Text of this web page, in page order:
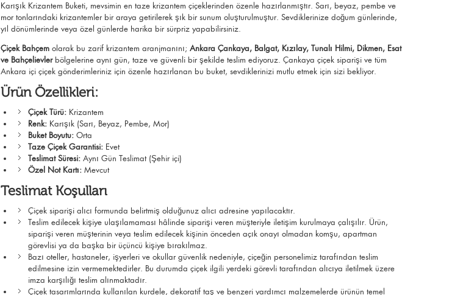
Karışık Krizantem Buketi, mevsimin en taze krizantem çiçeklerinden özenle hazırlanmıştır. Sarı, beyaz, pembe ve
mor tonlarındaki krizantemler bir araya getirilerek şık bir sunum oluşturulmuştur. Sevdiklerinize doğum günlerinde,
yıl dönümlerinde veya özel günlerde harika bir sürpriz yapabilirsiniz.
Çiçek Bahçem olarak bu zarif krizantem aranjmanını;Ankara Çankaya, Balgat, Kızılay, Tunalı Hilmi, Dikmen, Esat
ve Bahçelievlerbölgelerine aynı gün, taze ve güvenli bir şekilde teslim ediyoruz. Çankaya çiçek siparişi ve tüm
Ankara içi çiçek gönderimleriniz için özenle hazırlanan bu buket, sevdiklerinizi mutlu etmek için sizi bekliyor.
Ürün Özellikleri:
Çiçek Türü: Krizantem
Renk: Karışık (Sarı, Beyaz, Pembe, Mor)
Buket Boyutu: Orta
Taze Çiçek Garantisi: Evet
Teslimat Süresi: Aynı Gün Teslimat (Şehir içi)
Özel Not Kartı: Mevcut
Teslimat Koşulları
Çiçek siparişi alıcı formunda belirtmiş olduğunuz alıcı adresine yapılacaktır.
Teslim edilecek kişiye ulaşılamaması hâlinde siparişi veren müşteriyle iletişim kurulmaya çalışılır. Ürün,
siparişi veren müşterinin veya teslim edilecek kişinin önceden açık onayı olmadan komşu, apartman
görevlisi ya da başka bir üçüncü kişiye bırakılmaz.
Bazı oteller, hastaneler, işyerleri ve okullar güvenlik nedeniyle, çiçeğin personelimiz tarafından teslim
edilmesine izin vermemektedirler. Bu durumda çiçek ilgili yerdeki görevli tarafından alıcıya iletilmek üzere
imza karşılığı teslim alınmaktadır.
Çiçek tasarımlarında kullanılan kurdele, dekoratif taş ve benzeri yardımcı malzemelerde ürünün temel